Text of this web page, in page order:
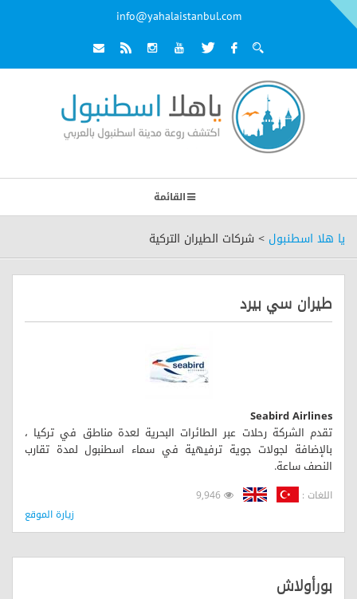
info@yahalaistanbul.com
القائمة
يا هلا اسطنبول > شركات الطيران التركية
طيران سي بيرد
Seabird Airlines
تقدم الشركة رحلات عبر الطائرات البحرية لعدة مناطق في تركيا ،
بالإضافة لجولات جوية ترفيهية في سماء اسطنبول لمدة تقارب
النصف ساعة.
اللغات :
زيارة الموقع
بورأولاش